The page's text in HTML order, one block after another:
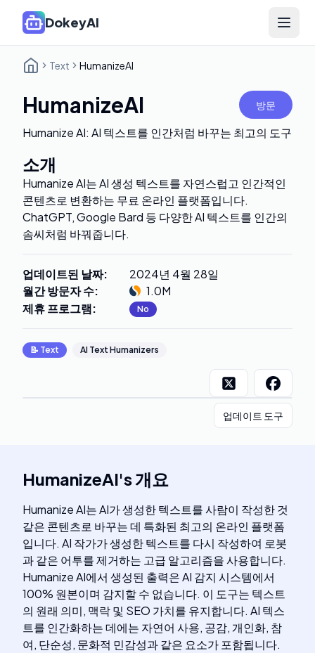
DokeyAI Open
Text HumanizeAI
HumanizeAI 방문
Humanize AI: AI 텍스트를 인간처럼 바꾸는 최고의 도구
소개
Humanize AI는 AI 생성 텍스트를 자연스럽고 인간적인
콘텐츠로 변환하는 무료 온라인 플랫폼입니다.
ChatGPT, Google Bard 등 다양한 AI 텍스트를 인간의
솜씨처럼 바꿔줍니다.
업데이트된 날짜:
2024년 4월 28일
월간 방문자 수:
1.0M
제휴 프로그램: No
📝 Text AI Text Humanizers
업데이트 도구
HumanizeAI's개요
Humanize AI는 AI가 생성한 텍스트를 사람이 작성한 것
같은 콘텐츠로 바꾸는 데 특화된 최고의 온라인 플랫폼
입니다. AI 작가가 생성한 텍스트를 다시 작성하여 로봇
과 같은 어투를 제거하는 고급 알고리즘을 사용합니다.
Humanize AI에서 생성된 출력은 AI 감지 시스템에서
100% 원본이며 감지할 수 없습니다. 이 도구는 텍스트
의 원래 의미, 맥락 및 SEO 가치를 유지합니다. AI 텍스
트를 인간화하는 데에는 자연어 사용, 공감, 개인화, 참
여, 단순성, 문화적 민감성과 같은 요소가 포함됩니다.